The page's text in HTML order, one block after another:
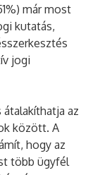
már most
kutatás,
jogi
az
között. A
hogy az
több ügyfél